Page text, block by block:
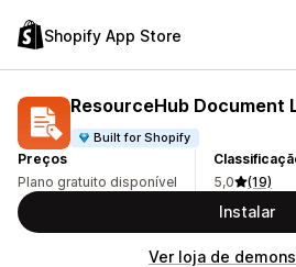
Shopify App Store
ResourceHub Document
Built for Shopify
Preços
Plano gratuito disponível
5,0
(19)
Instalar
Ver loja de